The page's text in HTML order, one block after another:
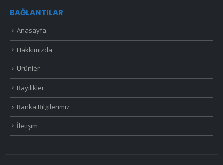
BAĞLANTILAR
Anasayfa
Hakkımızda
Ürünler
Bayilikler
Banka Bilgilerimiz
İletişim